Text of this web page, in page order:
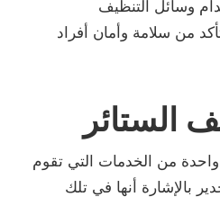
وسائل التنظيف
من سلامة وأمان أفراد
الستائر
من الخدمات التي تقوم
بالإشارة أنها في تلك